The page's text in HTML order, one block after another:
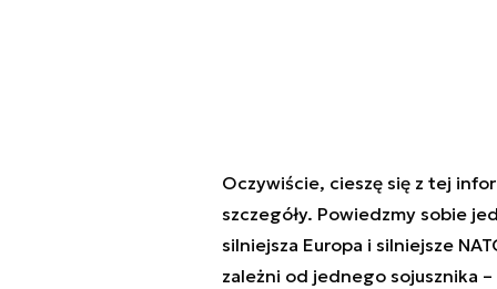
Oczywiście, cieszę się z tej
szczegóły. Powiedzmy sobie
silniejsza Europa i silniejsze
zależni od jednego sojusznika